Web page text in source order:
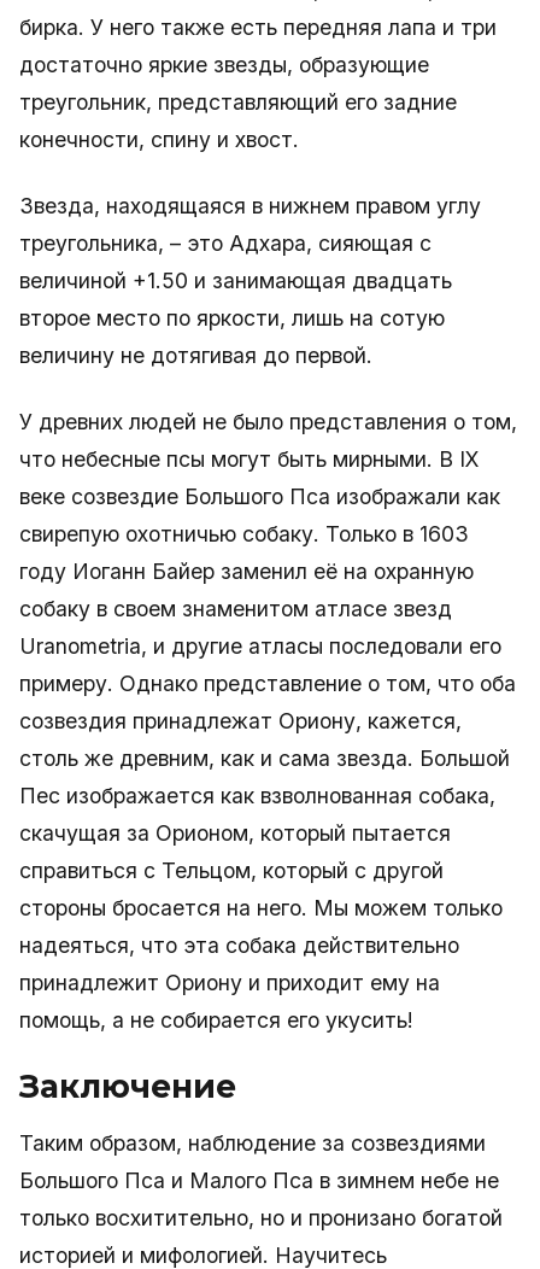
бирка. У него также есть передняя лапа и три
достаточно яркие звезды, образующие
треугольник, представляющий его задние
конечности, спину и хвост.
Звезда, находящаяся в нижнем правом углу
треугольника, – это Адхара, сияющая с
величиной +1.50 и занимающая двадцать
второе место по яркости, лишь на сотую
величину не дотягивая до первой.
У древних людей не было представления о том,
что небесные псы могут быть мирными. В IX
веке созвездие Большого Пса изображали как
свирепую охотничью собаку. Только в 1603
году Иоганн Байер заменил её на охранную
собаку в своем знаменитом атласе звезд
Uranometria, и другие атласы последовали его
примеру. Однако представление о том, что оба
созвездия принадлежат Ориону, кажется,
столь же древним, как и сама звезда. Большой
Пес изображается как взволнованная собака,
скачущая за Орионом, который пытается
справиться с Тельцом, который с другой
стороны бросается на него. Мы можем только
надеяться, что эта собака действительно
принадлежит Ориону и приходит ему на
помощь, а не собирается его укусить!
Заключение
Таким образом, наблюдение за созвездиями
Большого Пса и Малого Пса в зимнем небе не
только восхитительно, но и пронизано богатой
историей и мифологией. Научитесь